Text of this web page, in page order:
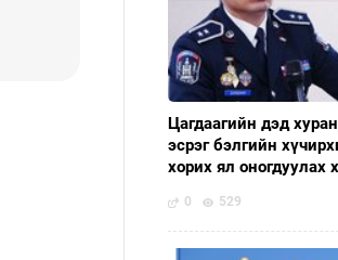
Цагдаагийн дэд
эсрэг бэлгийн
хорих ял оногдуулах
0 529